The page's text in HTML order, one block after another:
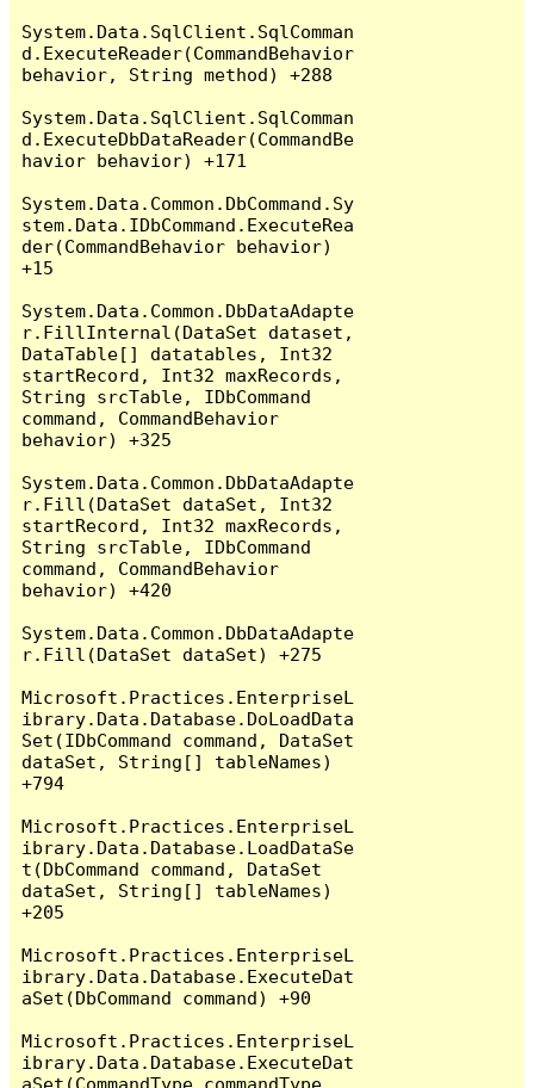
System.Data.SqlClient.SqlComman
d.ExecuteReader(CommandBehavior
behavior, String method) +288
System.Data.SqlClient.SqlComman
d.ExecuteDbDataReader(CommandBe
havior behavior) +171
System.Data.Common.DbCommand.Sy
stem.Data.IDbCommand.ExecuteRea
der(CommandBehavior behavior)
+15
System.Data.Common.DbDataAdapte
r.FillInternal(DataSet dataset,
DataTable[] datatables, Int32
startRecord, Int32 maxRecords,
String srcTable, IDbCommand
command, CommandBehavior
behavior) +325
System.Data.Common.DbDataAdapte
r.Fill(DataSet dataSet, Int32
startRecord, Int32 maxRecords,
String srcTable, IDbCommand
command, CommandBehavior
behavior) +420
System.Data.Common.DbDataAdapte
r.Fill(DataSet dataSet) +275
Microsoft.Practices.EnterpriseL
ibrary.Data.Database.DoLoadData
Set(IDbCommand command, DataSet
dataSet, String[] tableNames)
+794
Microsoft.Practices.EnterpriseL
ibrary.Data.Database.LoadDataSe
t(DbCommand command, DataSet
dataSet, String[] tableNames)
+205
Microsoft.Practices.EnterpriseL
ibrary.Data.Database.ExecuteDat
aSet(DbCommand command) +90
Microsoft.Practices.EnterpriseL
ibrary.Data.Database.ExecuteDat
aSet(CommandType commandType,